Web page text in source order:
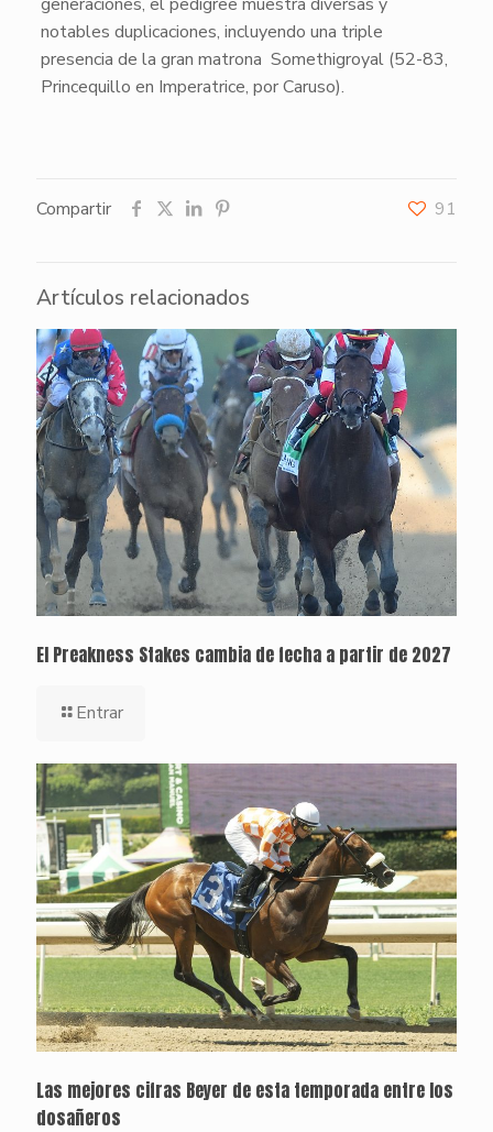
notables duplicaciones, incluyendo una triple
presencia de la gran matrona Somethigroyal(52-83,
Princequillo en Imperatrice, por Caruso).
Compartir 91
Artículos relacionados
El Preakness Stakes cambia de fecha a partir de 2027
Entrar
Las mejores cifras Beyer de esta temporada entre los
dosañeros